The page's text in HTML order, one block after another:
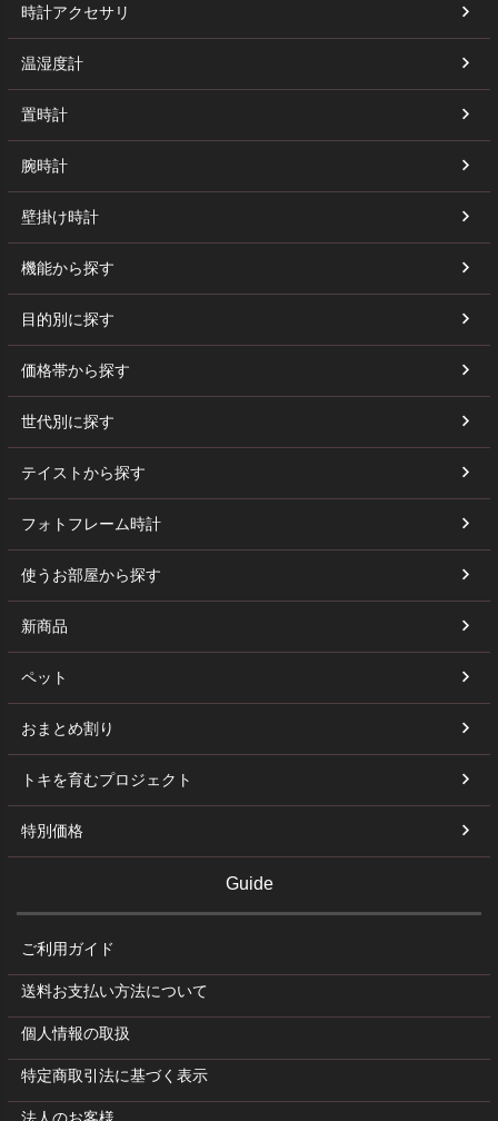
時計アクセサリ
温湿度計
置時計
腕時計
壁掛け時計
機能から探す
目的別に探す
価格帯から探す
世代別に探す
テイストから探す
フォトフレーム時計
使うお部屋から探す
新商品
ペット
おまとめ割り
トキを育むプロジェクト
特別価格
Guide
ご利用ガイド
送料お支払い方法について
個人情報の取扱
特定商取引法に基づく表示
法人のお客様